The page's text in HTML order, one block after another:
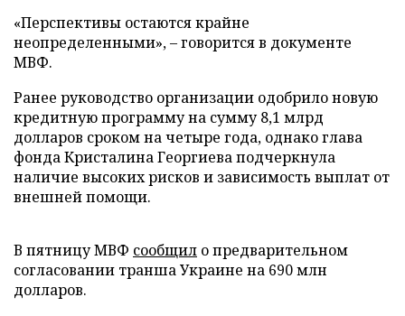
«Перспективы остаются крайне
неопределенными», – говорится в документе
МВФ.
Ранее руководство организации одобрило новую
кредитную программу на сумму 8,1 млрд
долларов сроком на четыре года, однако глава
фонда Кристалина Георгиева подчеркнула
наличие высоких рисков и зависимость выплат от
внешней помощи.
В пятницу МВФ сообщил о предварительном
согласовании транша Украине на 690 млн
долларов.